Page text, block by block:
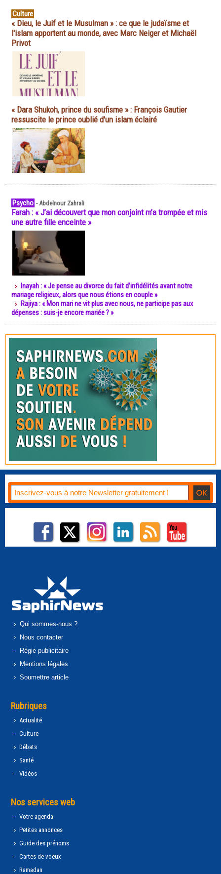
Culture
« Dieu, le Juif et le Musulman » : ce que le judaïsme et
l'islam apportent au monde, avec Marc Neiger et Michaël
Privot
« Dara Shukoh, prince du soufisme » : François Gautier
ressuscite le prince oublié d'un islam éclairé
Psycho -Abdelnour Zahrali
Farah : « J’ai découvert que mon conjoint m’a trompée et mis
une autre fille enceinte »
Inayah : « Je pense au divorce du fait d’infidélités avant notre
mariage religieux, alors que nous étions en couple »
Rajiya : « Mon mari ne vit plus avec nous, ne participe pas aux
dépenses : suis-je encore mariée ? »
Qui sommes-nous ?
Nous contacter
Régie publicitaire
Mentions légales
Soumettre article
Rubriques
Actualité
Culture
Débats
Santé
Vidéos
Nos services web
Votre agenda
Petites annonces
Guide des prénoms
Cartes de voeux
Ramadan